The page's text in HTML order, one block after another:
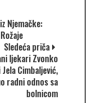
Njemačke:
Sledeća priča
ljekari Zvonko
Cimbaljević,
radni odnos sa
bolnicom